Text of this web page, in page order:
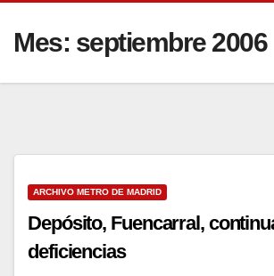
Mes: septiembre 2006
ARCHIVO METRO DE MADRID
Depósito, Fuencarral,
deficiencias